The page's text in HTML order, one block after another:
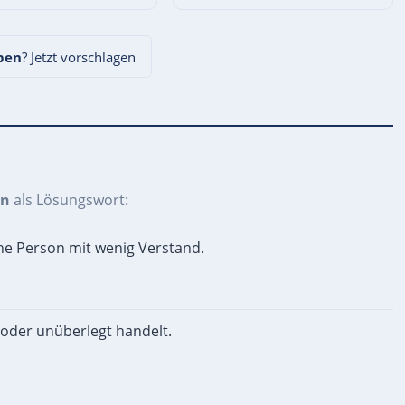
? Jetzt vorschlagen
als Lösungswort:
Person mit wenig Verstand.
unüberlegt handelt.